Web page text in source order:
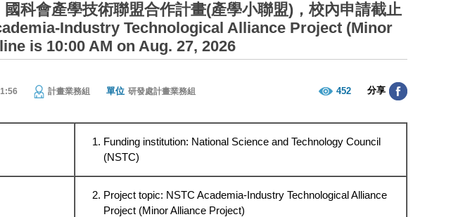
科會產學技術聯盟合作計畫(產學小聯盟)，校內申請截止
Industry Technological Alliance Project (Minor
is 10:00 AM on Aug. 27, 2026
計畫業務組 單位 研發處計畫業務組 452 分享
Funding institution: National Science and Technology Council
(NSTC)
Project topic: NSTC Academia-Industry Technological Alliance
Project (Minor Alliance Project)